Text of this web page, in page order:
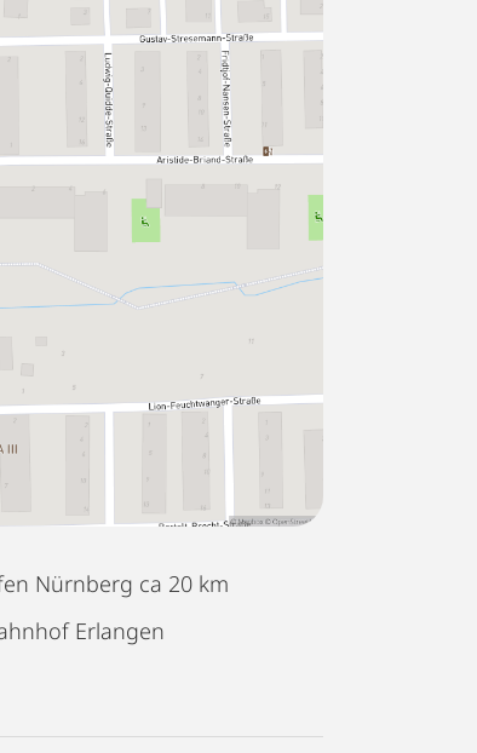
Nürnberg ca 20 km
Erlangen